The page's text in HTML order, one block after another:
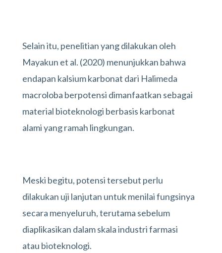
Selain itu, penelitian yang dilakukan oleh
Mayakun et al. (2020) menunjukkan bahwa
endapan kalsium karbonat dari Halimeda
macroloba berpotensi dimanfaatkan sebagai
material bioteknologi berbasis karbonat
alami yang ramah lingkungan.
Meski begitu, potensi tersebut perlu
dilakukan uji lanjutan untuk menilai fungsinya
secara menyeluruh, terutama sebelum
diaplikasikan dalam skala industri farmasi
atau bioteknologi.